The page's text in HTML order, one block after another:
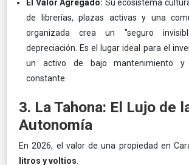
El Valor Agregado: Su ecosistema
de librerías, plazas activas y una
organizada crea un "seguro
depreciación. Es el lugar ideal para el
un activo de bajo mantenimiento y
constante.
3. La Tahona: El Lujo de
Autonomía
En 2026, el valor de una propiedad en
litros y voltios